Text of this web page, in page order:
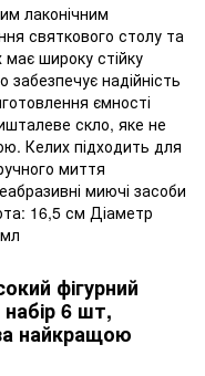
лаконічним
святкового столу та
широку стійку
надійність
ємності
скло, яке не
Келих підходить для
миття
миючі засоби
16,5 см Діаметр
фігурний
6 шт,
найкращою